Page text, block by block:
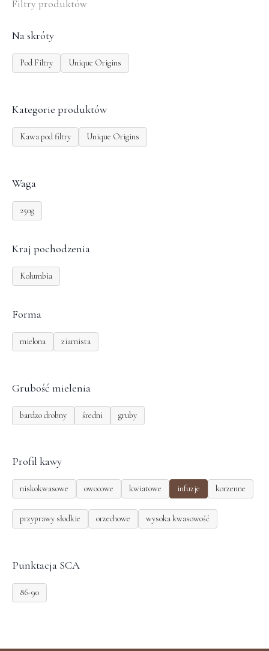
Filtry produktów
Na skróty
Pod Filtry Unique Origins
Kategorie produktów
Kawa pod filtry Unique Origins
Waga
250g
Kraj pochodzenia
Kolumbia
Forma
mielona ziarnista
Grubość mielenia
bardzo drobny średni gruby
Profil kawy
niskokwasowe owocowe kwiatowe infuzje korzenne
przyprawy słodkie orzechowe wysoka kwasowość
Punktacja SCA
86-90